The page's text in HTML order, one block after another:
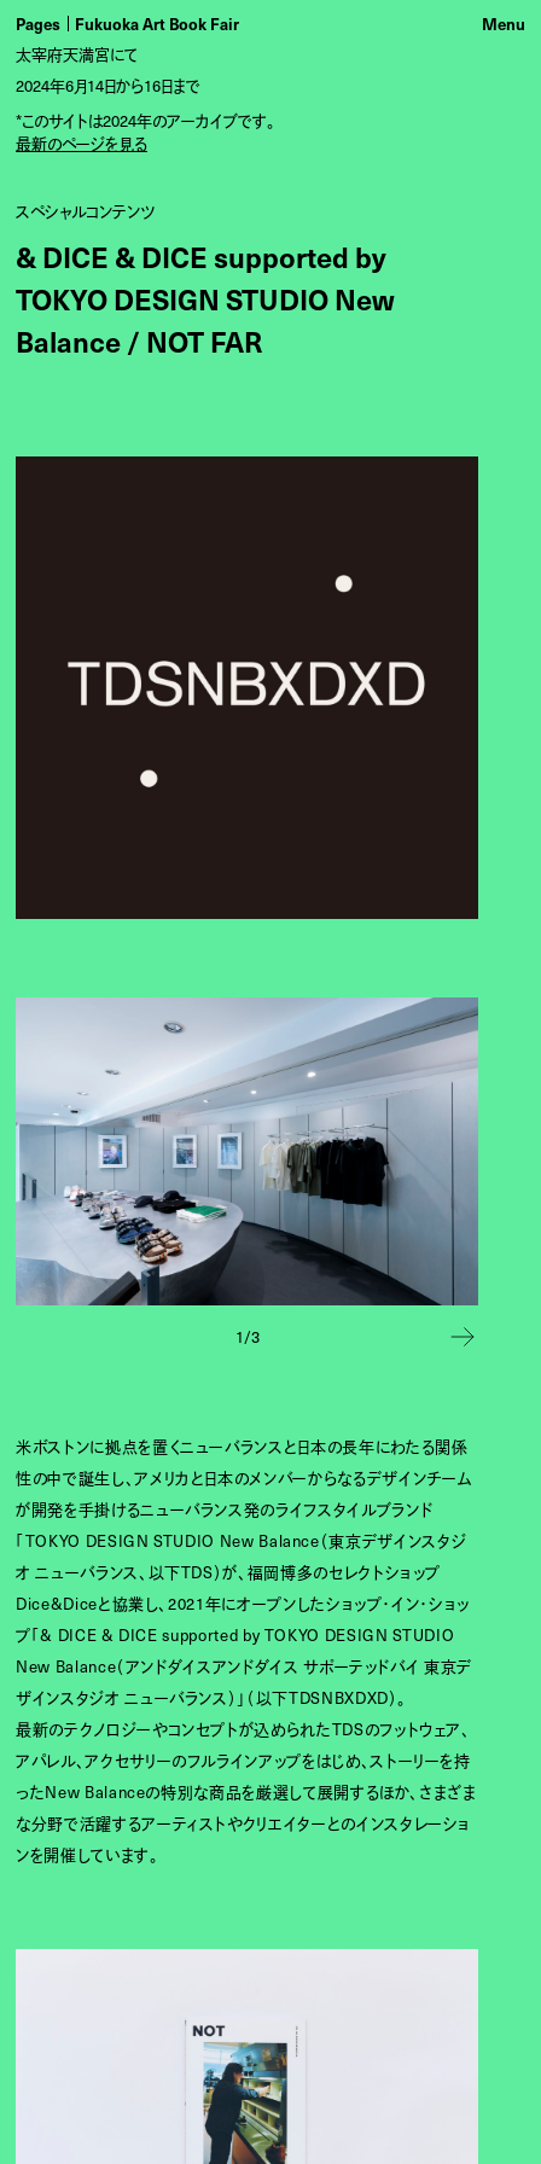
Pages Fukuoka Art Book Fair
太宰府天満宮にて
2024年6月14日から16日まで
*このサイトは2024年のアーカイブです。
最新のページを見る
スペシャルコンテンツ
& DICE & DICE supported by
TOKYO DESIGN STUDIO New
Balance / NOT FAR
1/3
米ボストンに拠点を置くニューバランスと日本の長年にわたる関係
性の中で誕生し、アメリカと日本のメンバーからなるデザインチーム
が開発を手掛けるニューバランス発のライフスタイルブランド
「TOKYO DESIGN STUDIO New Balance（東京デザインスタジ
オ ニューバランス、以下TDS）が、福岡博多のセレクトショップ
Dice&Diceと協業し、2021年にオープンしたショップ・イン・ショッ
プ「& DICE & DICE supported by TOKYO DESIGN STUDIO
New Balance（アンドダイスアンドダイス サポーテッドバイ 東京デ
ザインスタジオ ニューバランス）」（以下TDSNBXDXD）。
最新のテクノロジーやコンセプトが込められたTDSのフットウェア、
アパレル、アクセサリーのフルラインアップをはじめ、ストーリーを持
ったNew Balanceの特別な商品を厳選して展開するほか、さまざま
な分野で活躍するアーティストやクリエイターとのインスタレーショ
ンを開催しています。